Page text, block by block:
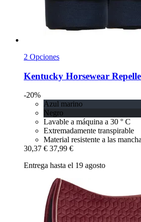
2 Opciones
Kentucky Horsewear
-20%
Azul marino
Negro
Lavable a máquina a 30 ° C
Extremadamente transpirable
Material resistente a las
30,37 € 37,99 €
Entrega hasta el 19 agosto